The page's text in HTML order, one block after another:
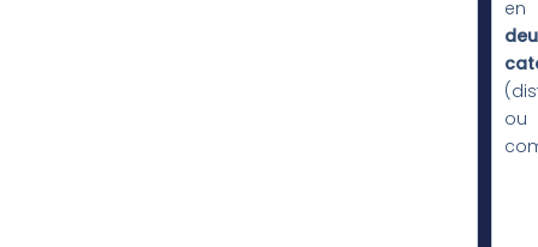
en
ou